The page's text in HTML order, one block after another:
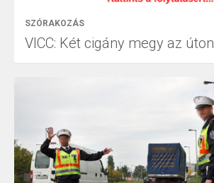
SZÓRAKOZÁS
VICC: Két cigány megy az úton